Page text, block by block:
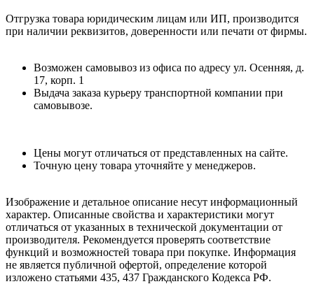
Отгрузка товара юридическим лицам или ИП, производится
при наличии реквизитов, доверенности или печати от фирмы.
Возможен самовывоз из офиса по адресу ул. Осенняя, д.
17, корп. 1
Выдача заказа курьеру транспортной компании при
самовывозе.
Цены могут отличаться от представленных на сайте.
Точную цену товара уточняйте у менеджеров.
Изображение и детальное описание несут информационный
характер. Описанные свойства и характеристики могут
отличаться от указанных в технической документации от
производителя. Рекомендуется проверять соответствие
функций и возможностей товара при покупке. Информация
не является публичной офертой, определение которой
изложено статьями 435, 437 Гражданского Кодекса РФ.